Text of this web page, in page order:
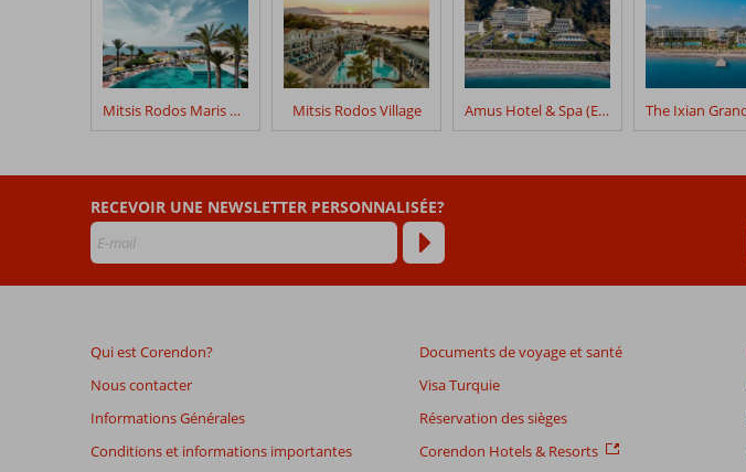
Mitsis Rodos Maris Resort & Spa Mitsis Rodos Village Amus Hotel & Spa (Ex. Rhodes Bay Hotel & Spa)
RECEVOIR UNE NEWSLETTER PERSONNALISÉE?
Qui est Corendon?
Nous contacter
Informations Générales
Conditions et informations importantes
Documents de voyage et santé
Visa Turquie
Réservation des sièges
Corendon Hotels & Resorts